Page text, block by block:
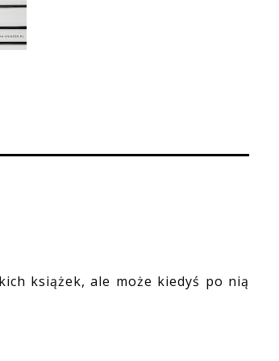
książek, ale może kiedyś po nią